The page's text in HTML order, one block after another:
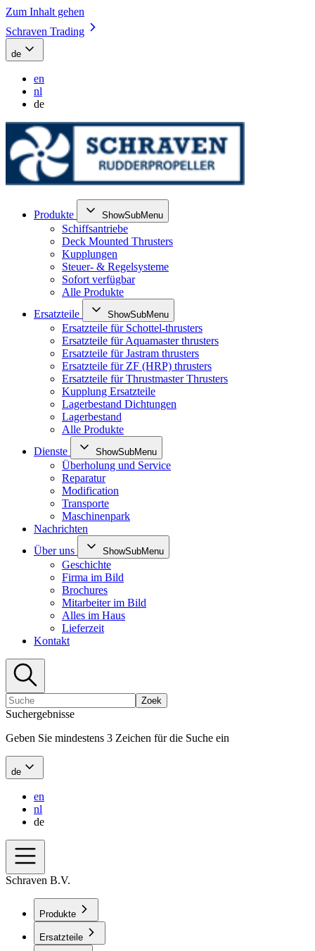
Zum Inhalt gehen
Schraven Trading
de
en
nl
de
Produkte ShowSubMenu
Schiffsantriebe
Deck Mounted Thrusters
Kupplungen
Steuer- & Regelsysteme
Sofort verfügbar
Alle Produkte
Ersatzteile
ShowSubMenu
Ersatzteile für Schottel-thrusters
Ersatzteile für Aquamaster thrusters
Ersatzteile für Jastram thrusters
Ersatzteile für ZF (HRP) thrusters
Ersatzteile für Thrustmaster Thrusters
Kupplung Ersatzteile
Lagerbestand Dichtungen
Lagerbestand
Alle Produkte
Dienste
ShowSubMenu
Überholung und Service
Reparatur
Modification
Transporte
Maschinenpark
Nachrichten
Über uns
ShowSubMenu
Geschichte
Firma im Bild
Brochures
Mitarbeiter im Bild
Alles im Haus
Lieferzeit
Kontakt
Zoek
Suchergebnisse
Geben Sie mindestens 3 Zeichen für die Suche ein
de
en
nl
de
Schraven B.V.
Produkte
Ersatzteile